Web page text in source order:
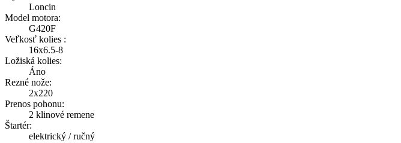
Loncin
Model motora:
G420F
Veľkosť kolies :
16x6.5-8
Ložiská kolies:
Áno
Rezné nože:
2x220
Prenos pohonu:
2 klinové remene
Štartér:
elektrický / ručný